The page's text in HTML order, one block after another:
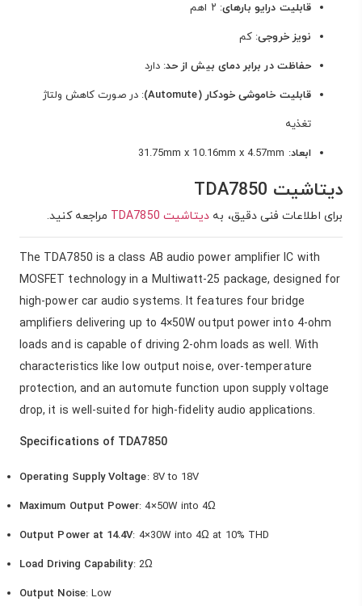
قابلیت درایو بارهای: ۲ اهم
نویز خروجی: کم
حفاظت در برابر دمای بیش از حد: دارد
قابلیت خاموشی خودکار (Automute)
: در صورت کاهش ولتاژ
تغذیه
ابعاد: 31.75mm x 10.16mm x 4.57mm
دیتاشیت TDA7850
برای اطلاعات فنی دقیق، به دیتاشیت TDA7850 مراجعه کنید.
The TDA7850 is a class AB audio power amplifier IC with
MOSFET technology in a Multiwatt-25 package, designed for
high-power car audio systems. It features four bridge
amplifiers delivering up to 4×50W output power into 4-ohm
loads and is capable of driving 2-ohm loads as well. With
characteristics like low output noise, over-temperature
protection, and an automute function upon supply voltage
drop, it is well-suited for high-fidelity audio applications.
Specifications of TDA7850
Operating Supply Voltage: 8V to 18V
Maximum Output Power: 4×50W into 4Ω
Output Power at 14.4V: 4×30W into 4Ω at 10% THD
Load Driving Capability: 2Ω
Output Noise: Low